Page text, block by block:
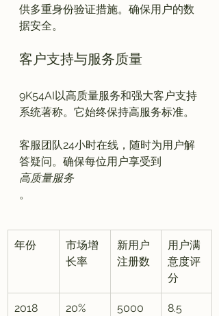
供多重身份验证措施。确保用户的数
客户支持与服务质量
9K54AI以高质量服务和强大客户支持
系统著称。它始终保持高服务标准。
客服团队24小时在线，随时为用户解
答疑问。确保每位用户享受到
高质量服务
年份
市场增
长率
新用户
注册数
用户满
意度评
分
2018 20% 5000 8.5